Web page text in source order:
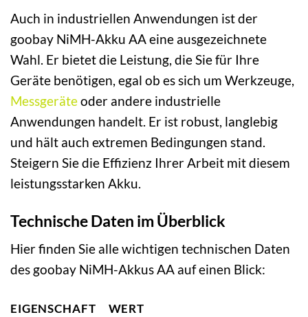
Auch in industriellen Anwendungen ist der
goobay NiMH-Akku AA eine ausgezeichnete
Wahl. Er bietet die Leistung, die Sie für Ihre
Geräte benötigen, egal ob es sich um Werkzeuge,
Messgeräteoder andere industrielle
Anwendungen handelt. Er ist robust, langlebig
und hält auch extremen Bedingungen stand.
Steigern Sie die Effizienz Ihrer Arbeit mit diesem
leistungsstarken Akku.
Technische Daten im Überblick
Hier finden Sie alle wichtigen technischen Daten
des goobay NiMH-Akkus AA auf einen Blick:
EIGENSCHAFT
WERT